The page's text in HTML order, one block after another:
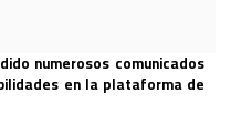
numerosos comunicados
en la plataforma de